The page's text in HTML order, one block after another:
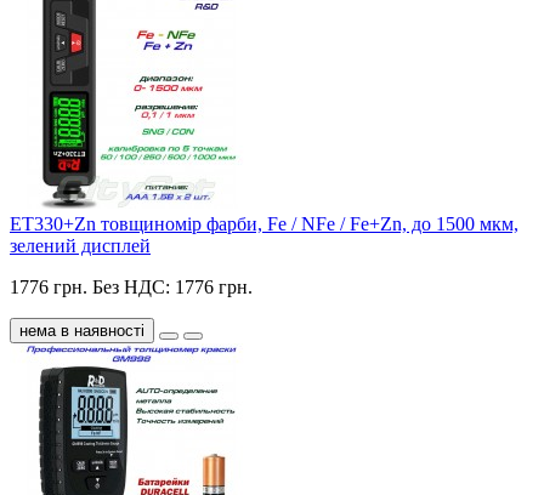
ET330+Zn товщиномір фарби, Fe / NFe / Fe+Zn, до 1500 мкм,
зелений дисплей
1776 грн. Без НДС: 1776 грн.
нема в наявності